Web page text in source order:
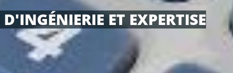
ET EXPERTISE